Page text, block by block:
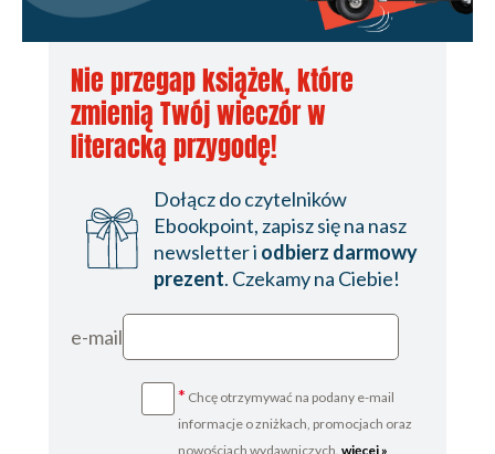
Nie przegap książek, które
zmienią Twój wieczór w
literacką przygodę!
Dołącz do czytelników
Ebookpoint, zapisz się na nasz
newsletter i odbierz darmowy
prezent. Czekamy na Ciebie!
e-mail
* Chcę otrzymywać na podany e-mail
informacje o zniżkach, promocjach oraz
nowościach wydawniczych. więcej »